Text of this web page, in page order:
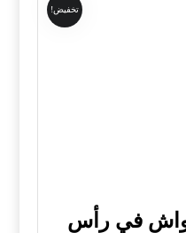
تخفيض!
في رأس